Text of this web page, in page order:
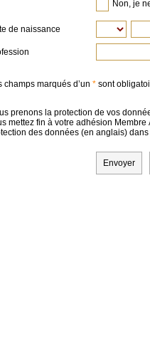
Non, je
de naissance
champs marqués dʼun * sont
prenons la protection de vos
mettez fin à votre adhésion
des données (en anglais)
Envoyer